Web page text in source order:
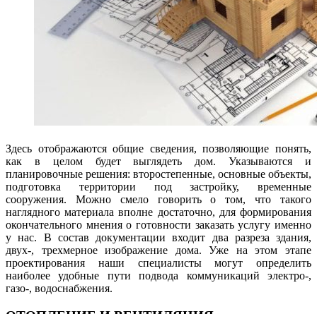
Здесь отображаются общие сведения, позволяющие понять,
как в целом будет выглядеть дом. Указываются и
планировочные решения: второстепенные, основные объекты,
подготовка территории под застройку, временные
сооружения. Можно смело говорить о том, что такого
наглядного материала вполне достаточно, для формирования
окончательного мнения о готовности заказать услугу именно
у нас. В состав документации входит два разреза здания,
двух-, трехмерное изображение дома. Уже на этом этапе
проектирования наши специалисты могут определить
наиболее удобные пути подвода коммуникаций электро-,
газо-, водоснабжения.